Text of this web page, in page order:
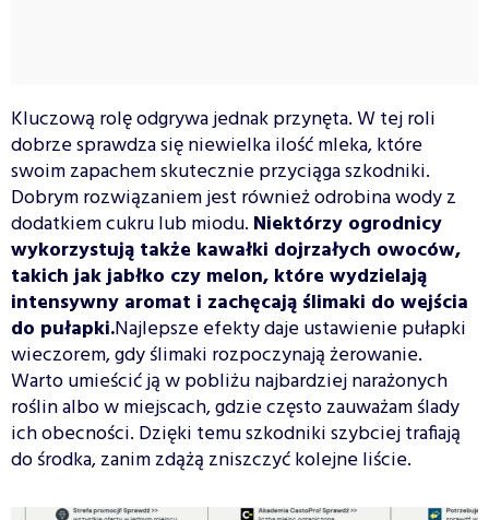
Kluczową rolę odgrywa jednak przynęta. W tej roli
dobrze sprawdza się niewielka ilość mleka, które
swoim zapachem skutecznie przyciąga szkodniki.
Dobrym rozwiązaniem jest również odrobina wody z
dodatkiem cukru lub miodu. Niektórzy ogrodnicy
wykorzystują także kawałki dojrzałych owoców,
takich jak jabłko czy melon, które wydzielają
intensywny aromat i zachęcają ślimaki do wejścia
do pułapki.Najlepsze efekty daje ustawienie pułapki
wieczorem, gdy ślimaki rozpoczynają żerowanie.
Warto umieścić ją w pobliżu najbardziej narażonych
roślin albo w miejscach, gdzie często zauważam ślady
ich obecności. Dzięki temu szkodniki szybciej trafiają
do środka, zanim zdążą zniszczyć kolejne liście.